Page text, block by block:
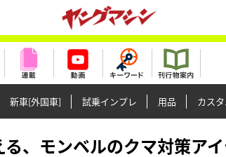
新車[外国車] 試乗インプレ 用品 カス
、モンベルのクマ対策ア